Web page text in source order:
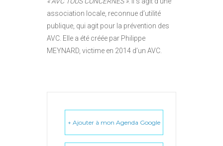
association locale, reconnue d’utilité
publique, qui agit pour la prévention des
AVC. Elle a été créée par Philippe
MEYNARD, victime en 2014 d’un AVC.
+ Ajouter à mon Agenda Google